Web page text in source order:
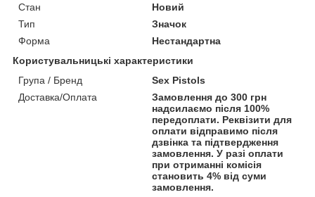
Стан
Новий
Тип
Значок
Форма
Нестандартна
Користувальницькі характеристики
Група / Бренд
Sex Pistols
Доставка/Оплата
Замовлення до 300 грн
надсилаємо після 100%
передоплати. Реквізити для
оплати відправимо після
дзвінка та підтвердження
замовлення. У разі оплати
при отриманні комісія
становить 4% від суми
замовлення.